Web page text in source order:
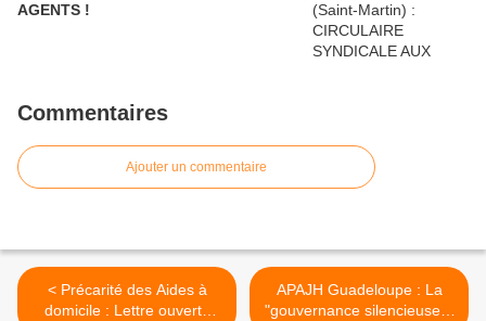
AGENTS !
Commentaires
Ajouter un commentaire
< Précarité des Aides à
domicile : Lettre ouverte
APAJH Guadeloupe : La
"gouvernance silencieuse" !